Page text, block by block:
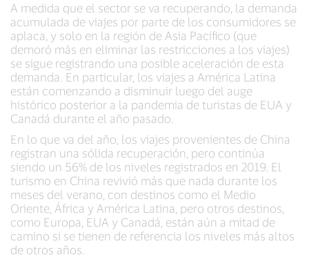
A medida que el sector se va recuperando, la demanda
acumulada de viajes por parte de los consumidores se
aplaca, y solo en la región de Asia Pacífico (que
demoró más en eliminar las restricciones a los viajes)
se sigue registrando una posible aceleración de esta
demanda. En particular, los viajes a América Latina
están comenzando a disminuir luego del auge
histórico posterior a la pandemia de turistas de EUA y
Canadá durante el año pasado.
En lo que va del año, los viajes provenientes de China
registran una sólida recuperación, pero continúa
siendo un 56% de los niveles registrados en 2019. El
turismo en China revivió más que nada durante los
meses del verano, con destinos como el Medio
Oriente, África y América Latina, pero otros destinos,
como Europa, EUA y Canadá, están aún a mitad de
camino si se tienen de referencia los niveles más altos
de otros años.